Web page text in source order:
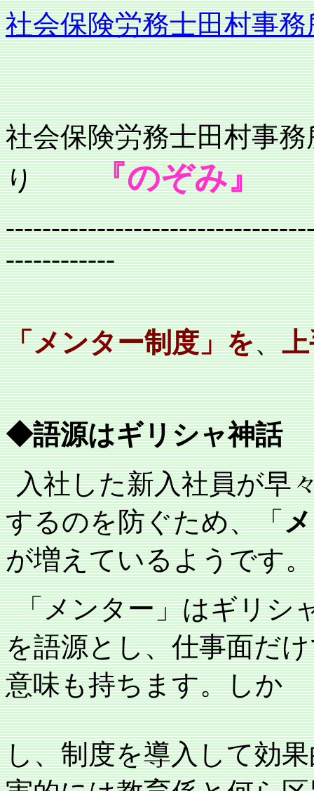
社会保険労務士田村事
社会保険労務士
り『のぞみ』
------------
「メンター制度」を、
◆語源はギリシャ神話
入社した新入社員が早
するのを防ぐため、「
が増えているようです。
「メンター」はギリシ
を語源とし、仕事面だ
意味も持ちます。しか
し、制度を導入して効